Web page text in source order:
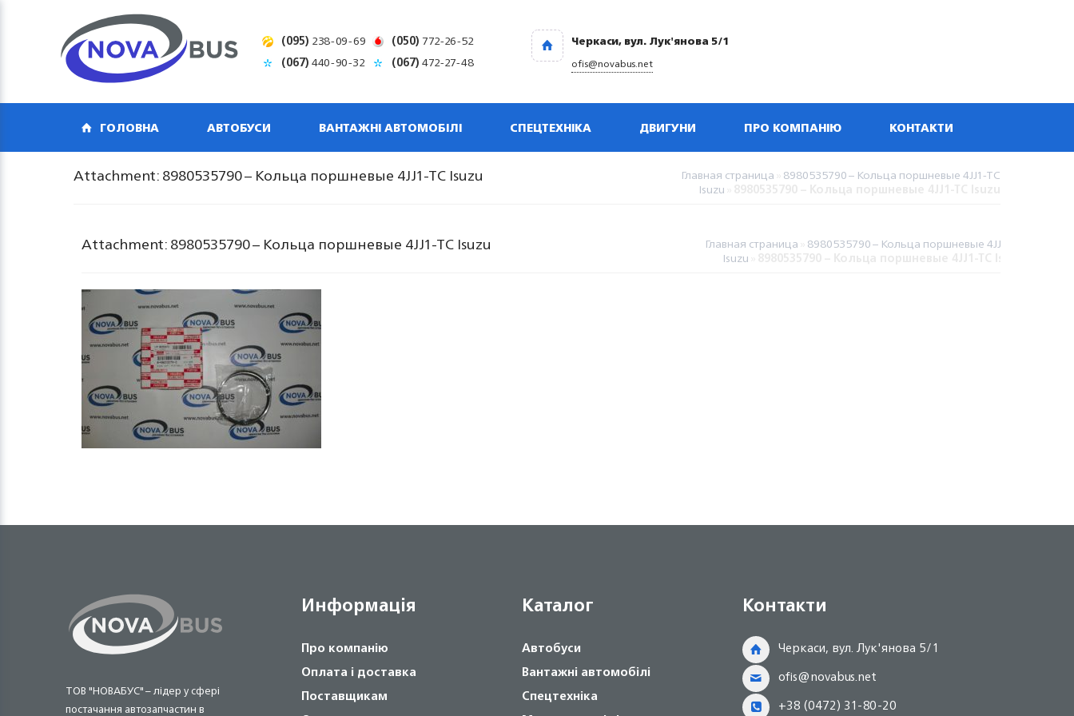
(095) 238-09-69 (050) 772-26-52
(067)440-90-32 (067)472-27-48
Черкаси, вул. Лук'янова 5/1
ofis@novabus.net
ГОЛОВНА АВТОБУСИ ВАНТАЖНІ АВТОМОБІЛІ СПЕЦТЕХНІКА ДВИГУНИ ПРО КОМПАНІЮ КОНТАКТИ
Attachment: 8980535790 – Кольца поршневые 4JJ1-TC Isuzu Главная страница 8980535790 – Кольца поршневые 4JJ1-TC
Isuzu
Attachment: 8980535790 – Кольца поршневые 4JJ1-TC Isuzu Главная страница 8980535790 – Кольца поршневые 4JJ1-TC
Isuzu
ТОВ "НОВАБУС" – лідер у сфері
постачання автозапчастин в
Информація
Про компанію
Оплата і доставка
Поставщикам
Каталог
Автобуси
Вантажні автомобілі
Спецтехніка
Контакти
Черкаси, вул. Лук'янова 5/1
ofis@novabus.net
+38 (0472) 31-80-20